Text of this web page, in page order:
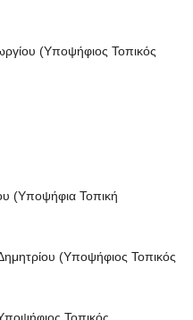
(Υποψήφιος Τοπικός
(Υποψήφια Τοπική
(Υποψήφιος Τοπικός